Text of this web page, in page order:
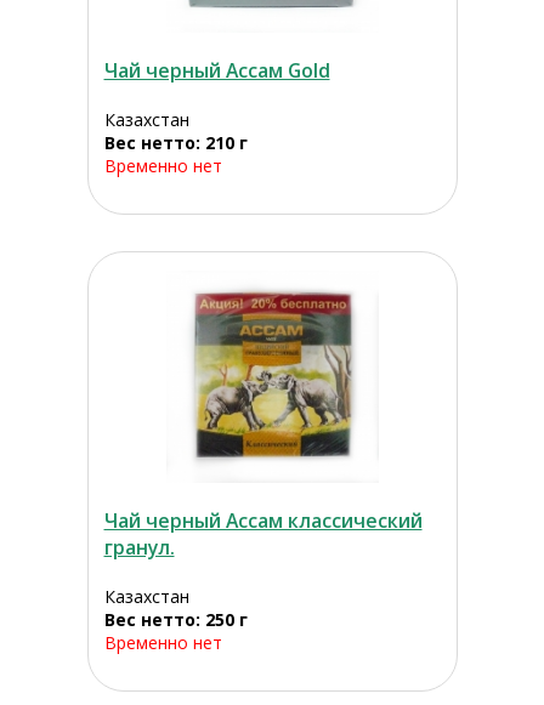
Чай черный Ассам Gold
Казахстан
Вес нетто: 210 г
Временно нет
Чай черный Aссам классический
гранул.
Казахстан
Вес нетто: 250 г
Временно нет